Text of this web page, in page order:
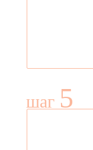
шаг 5